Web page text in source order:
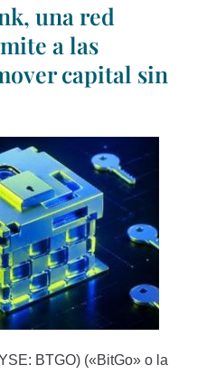
una red
a las
capital sin
BTGO) («BitGo» o la